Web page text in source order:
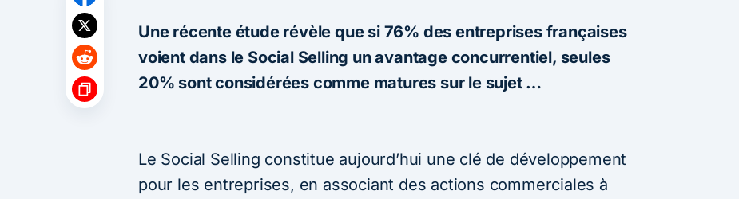
Une récente étude révèle que si 76% des entreprises françaises
voient dans le Social Selling un avantage concurrentiel, seules
20% sont considérées comme matures sur le sujet …
Le Social Selling constitue aujourd’hui une clé de développement
pour les entreprises, en associant des actions commerciales à